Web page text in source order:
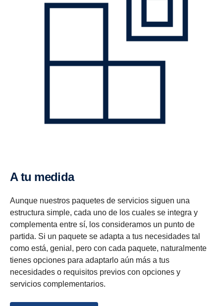
A tu medida
Aunque nuestros paquetes de servicios siguen una
estructura simple, cada uno de los cuales se integra y
complementa entre sí, los consideramos un punto de
partida. Si un paquete se adapta a tus necesidades tal
como está, genial, pero con cada paquete, naturalmente
tienes opciones para adaptarlo aún más a tus
necesidades o requisitos previos con opciones y
servicios complementarios.